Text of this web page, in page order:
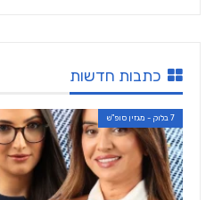
כתבות חדשות
7 בלוק - מגזין סופ"ש